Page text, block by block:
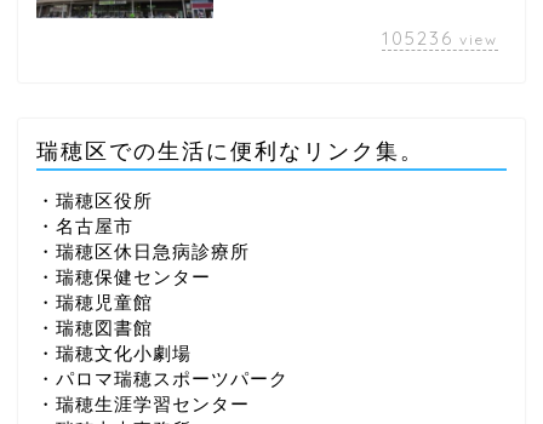
105236 view
瑞穂区での生活に便利なリンク集。
・瑞穂区役所
・名古屋市
・瑞穂区休日急病診療所
・瑞穂保健センター
・瑞穂児童館
・瑞穂図書館
・瑞穂文化小劇場
・パロマ瑞穂スポーツパーク
・瑞穂生涯学習センター